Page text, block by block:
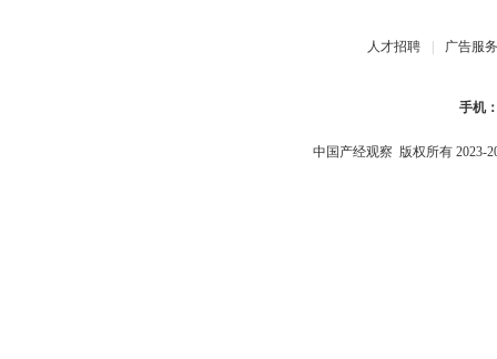
人才招聘 广告服务
手机
中国产经观察 版权所有 2023-